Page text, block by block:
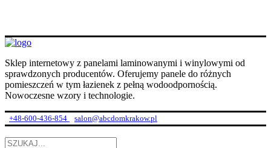
Sklep internetowy z panelami laminowanymi i winylowymi od
sprawdzonych producentów. Oferujemy panele do różnych
pomieszczeń w tym łazienek z pełną wodoodpornością.
Nowoczesne wzory i technologie.
+48-600-436-854 salon@abcdomkrakow.pl